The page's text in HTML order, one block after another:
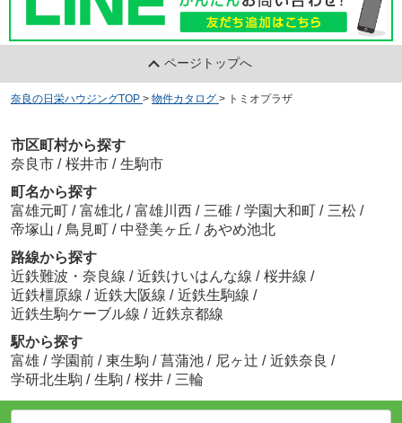
ページトップへ
奈良の日栄ハウジングTOP > 物件カタログ > トミオプラザ
市区町村から探す
奈良市 / 桜井市 / 生駒市
町名から探す
富雄元町 / 富雄北 / 富雄川西 / 三碓 / 学園大和町 / 三松 /
帝塚山 / 鳥見町 / 中登美ヶ丘 / あやめ池北
路線から探す
近鉄難波・奈良線 / 近鉄けいはんな線 / 桜井線 /
近鉄橿原線 / 近鉄大阪線 / 近鉄生駒線 /
近鉄生駒ケーブル線 / 近鉄京都線
駅から探す
富雄 / 学園前 / 東生駒 / 菖蒲池 / 尼ヶ辻 / 近鉄奈良 /
学研北生駒 / 生駒 / 桜井 / 三輪